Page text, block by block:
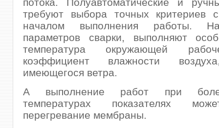
требуют выбора точных критериев
началом выполнения работы.
параметров сварки, выполняют
температура окружающей
коэффициент влажности
имеющегося ветра.
А выполнение работ при
температурах показателях
перегревание мембраны.